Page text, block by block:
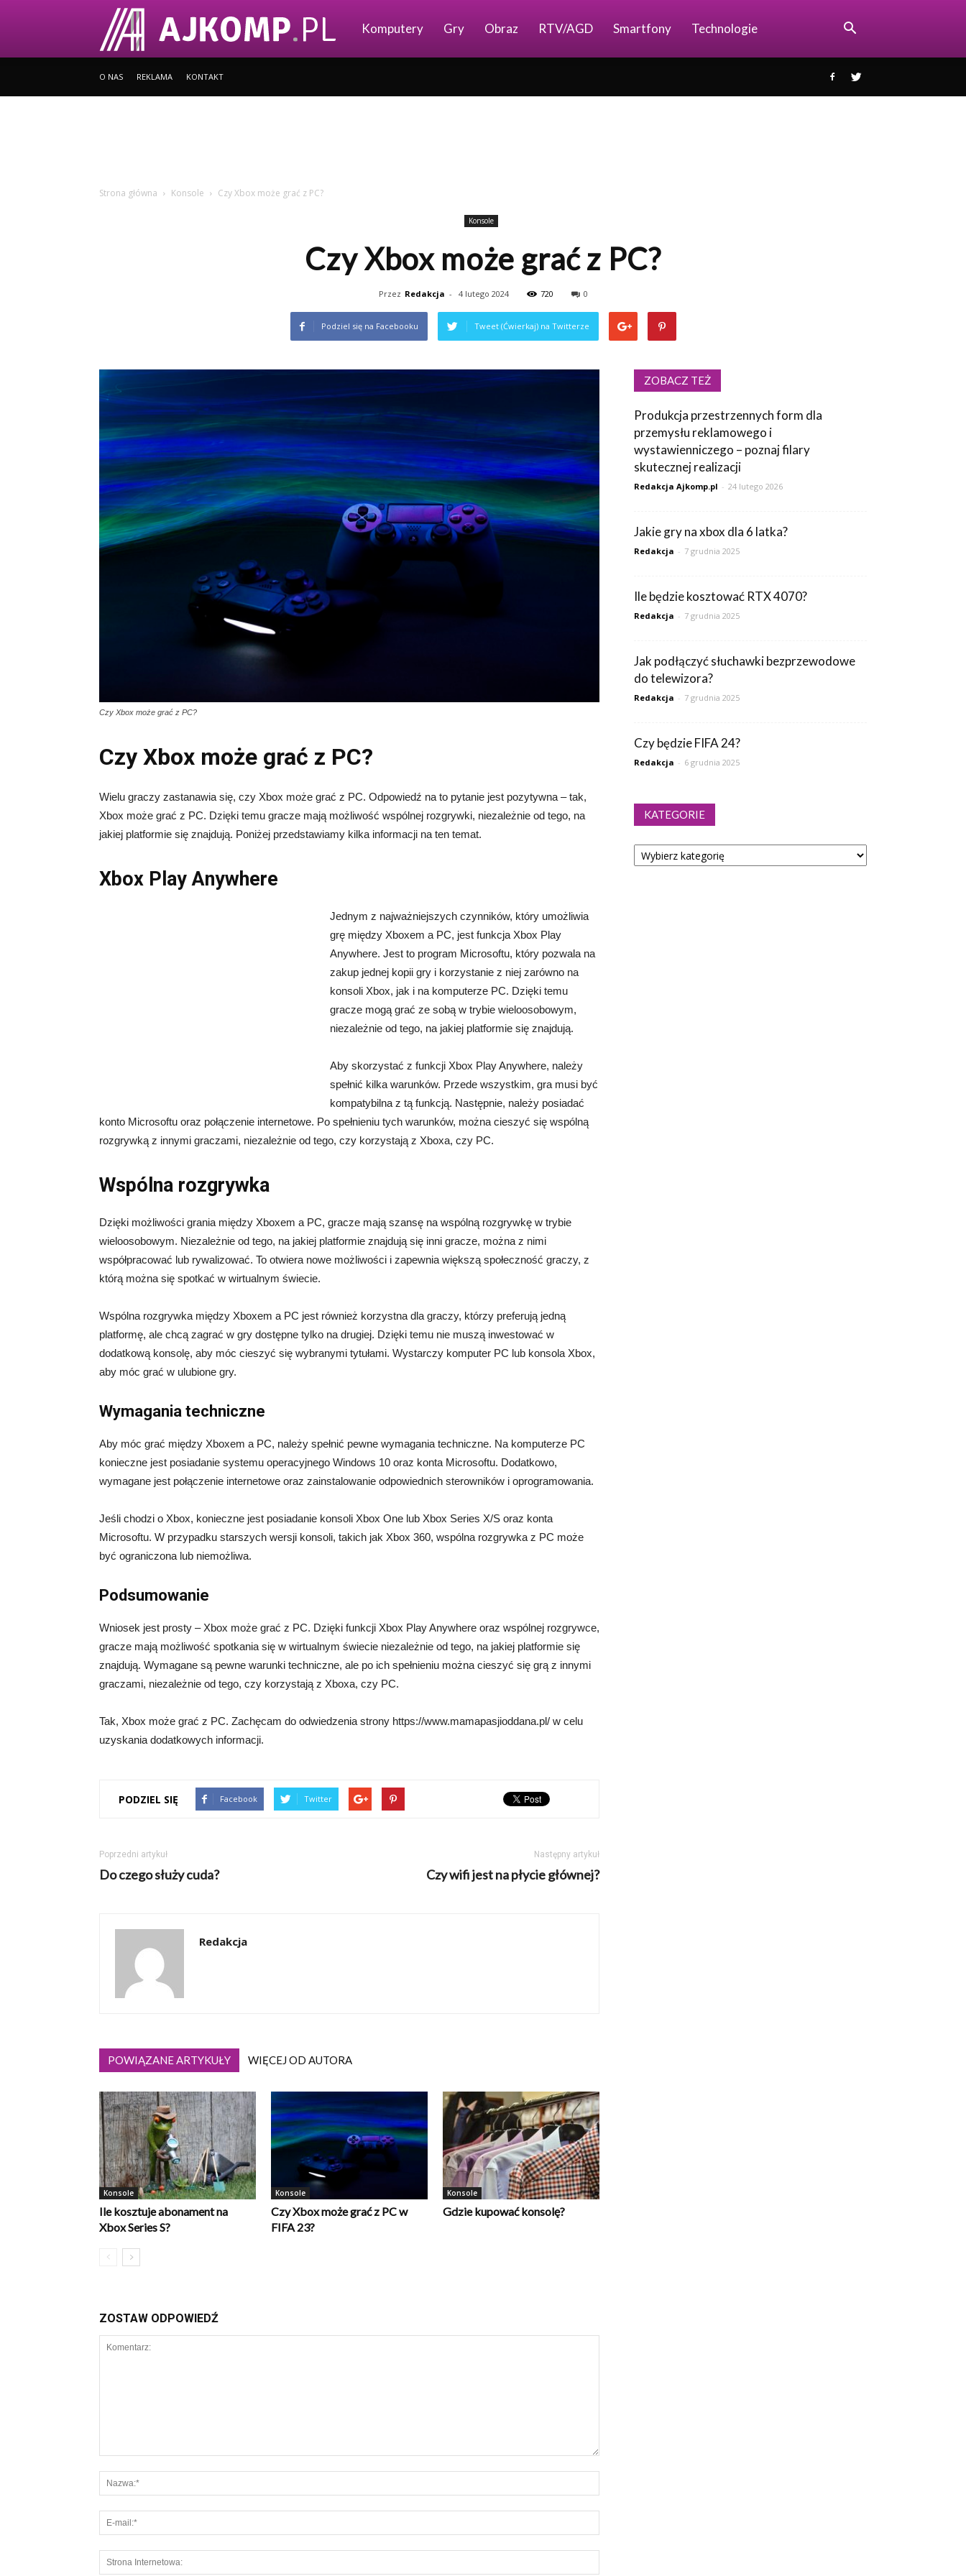
Ajkomp.pl
Komputery Gry Obraz RTV/AGD Smartfony Technologie
O NAS REKLAMA KONTAKT
Strona główna Konsole Czy Xbox może grać z PC?
Konsole
Czy Xbox może grać z PC?
Przez Redakcja - 4 lutego 2024 720 0
Podziel się na Facebooku Tweet (Ćwierkaj) na Twitterze
Czy Xbox może grać z PC?
Czy Xbox może grać z PC?
Wielu graczy zastanawia się, czy Xbox może grać z PC. Odpowiedź na to pytanie jest pozytywna – tak,
Xbox może grać z PC. Dzięki temu gracze mają możliwość wspólnej rozgrywki, niezależnie od tego, na
jakiej platformie się znajdują. Poniżej przedstawiamy kilka informacji na ten temat.
Xbox Play Anywhere
Jednym z najważniejszych czynników, który umożliwia
grę między Xboxem a PC, jest funkcja Xbox Play
Anywhere. Jest to program Microsoftu, który pozwala na
zakup jednej kopii gry i korzystanie z niej zarówno na
konsoli Xbox, jak i na komputerze PC. Dzięki temu
gracze mogą grać ze sobą w trybie wieloosobowym,
niezależnie od tego, na jakiej platformie się znajdują.
Aby skorzystać z funkcji Xbox Play Anywhere, należy
spełnić kilka warunków. Przede wszystkim, gra musi być
kompatybilna z tą funkcją. Następnie, należy posiadać
konto Microsoftu oraz połączenie internetowe. Po spełnieniu tych warunków, można cieszyć się wspólną
rozgrywką z innymi graczami, niezależnie od tego, czy korzystają z Xboxa, czy PC.
Wspólna rozgrywka
Dzięki możliwości grania między Xboxem a PC, gracze mają szansę na wspólną rozgrywkę w trybie
wieloosobowym. Niezależnie od tego, na jakiej platformie znajdują się inni gracze, można z nimi
współpracować lub rywalizować. To otwiera nowe możliwości i zapewnia większą społeczność graczy, z
którą można się spotkać w wirtualnym świecie.
Wspólna rozgrywka między Xboxem a PC jest również korzystna dla graczy, którzy preferują jedną
platformę, ale chcą zagrać w gry dostępne tylko na drugiej. Dzięki temu nie muszą inwestować w
dodatkową konsolę, aby móc cieszyć się wybranymi tytułami. Wystarczy komputer PC lub konsola Xbox,
aby móc grać w ulubione gry.
Wymagania techniczne
Aby móc grać między Xboxem a PC, należy spełnić pewne wymagania techniczne. Na komputerze PC
konieczne jest posiadanie systemu operacyjnego Windows 10 oraz konta Microsoftu. Dodatkowo,
wymagane jest połączenie internetowe oraz zainstalowanie odpowiednich sterowników i oprogramowania.
Jeśli chodzi o Xbox, konieczne jest posiadanie konsoli Xbox One lub Xbox Series X/S oraz konta
Microsoftu. W przypadku starszych wersji konsoli, takich jak Xbox 360, wspólna rozgrywka z PC może
być ograniczona lub niemożliwa.
Podsumowanie
Wniosek jest prosty – Xbox może grać z PC. Dzięki funkcji Xbox Play Anywhere oraz wspólnej rozgrywce,
gracze mają możliwość spotkania się w wirtualnym świecie niezależnie od tego, na jakiej platformie się
znajdują. Wymagane są pewne warunki techniczne, ale po ich spełnieniu można cieszyć się grą z innymi
graczami, niezależnie od tego, czy korzystają z Xboxa, czy PC.
Tak, Xbox może grać z PC. Zachęcam do odwiedzenia strony https://www.mamapasjioddana.pl/ w celu
uzyskania dodatkowych informacji.
PODZIEL SIĘ Facebook Twitter
Poprzedni artykuł
Do czego służy cuda?
Następny artykuł
Czy wifi jest na płycie głównej?
Redakcja
POWIĄZANE ARTYKUŁY WIĘCEJ OD AUTORA
Konsole
Ile kosztuje abonament na
Xbox Series S?
Konsole
Czy Xbox może grać z PC w
FIFA 23?
Konsole
Gdzie kupować konsolę?
ZOSTAW ODPOWIEDŹ
ZOBACZ TEŻ
Produkcja przestrzennych form dla
przemysłu reklamowego i
wystawienniczego – poznaj filary
skutecznej realizacji
Redakcja Ajkomp.pl - 24 lutego 2026
Jakie gry na xbox dla 6 latka?
Redakcja - 7 grudnia 2025
Ile będzie kosztować RTX 4070?
Redakcja - 7 grudnia 2025
Jak podłączyć słuchawki bezprzewodowe
do telewizora?
Redakcja - 7 grudnia 2025
Czy będzie FIFA 24?
Redakcja - 6 grudnia 2025
KATEGORIE
Kategorie